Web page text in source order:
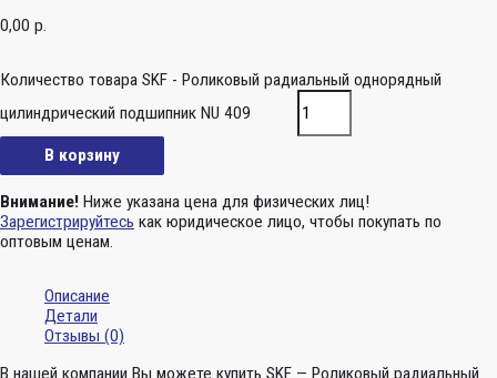
0,00 р.
Количество товара SKF - Роликовый радиальный однорядный
цилиндрический подшипник NU 409
В корзину
Внимание! Ниже указана цена для физических лиц!
Зарегистрируйтесь как юридическое лицо, чтобы покупать по
оптовым ценам.
Описание
Детали
Отзывы (0)
В нашей компании Вы можете купить SKF — Роликовый радиальный